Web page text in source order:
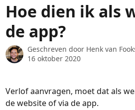
Hoe dien ik als
de app?
Geschreven door Henk van
16 oktober 2020
Verlof aanvragen, moet dat als
de website of via de app.